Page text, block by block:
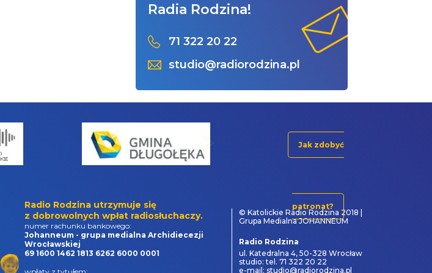
Radia Rodzina!
71 322 20 22
studio@radiorodzina.pl
Jak zdobyć
patronat?
Radio Rodzina utrzymuje się
z dobrowolnych wpłat radiosłuchaczy.
numer rachunku bankowego:
Johanneum - grupa medialna Archidiecezji
Wrocławskiej
69 1600 1462 1813 6262 6000 0001
© Katolickie Radio Rodzina 2018 |
Grupa Medialna JOHANNEUM
Radio Rodzina
ul. Katedralna 4, 50-328 Wrocław
studio: tel. 71 322 20 22
e-mail: studio@radiorodzina.pl